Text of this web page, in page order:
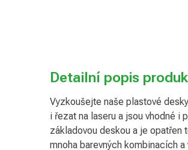
Detailní popis
Vyzkoušejte naše plastové
i řezat na laseru a jsou vhodné i
základovou deskou a je opatřen
mnoha barevných kombinacích